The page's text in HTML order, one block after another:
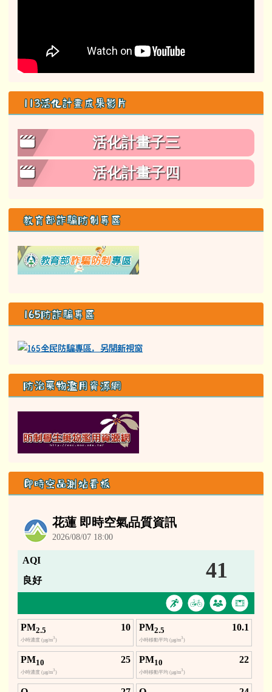
113活化計畫成果影片
活化計畫子三
活化計畫子四
教育部詐騙防制專區
165防詐騙專區
防治藥物濫用資源網
即時空品測站看板